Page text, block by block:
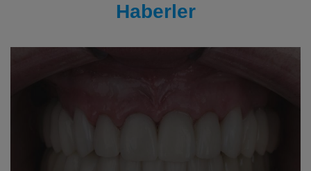
Haberler